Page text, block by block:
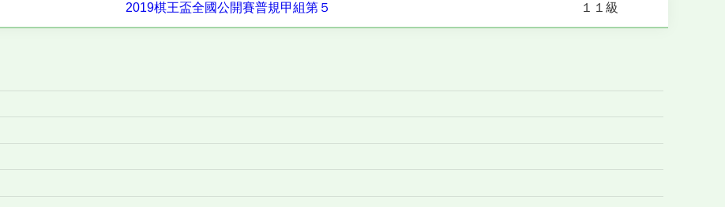
2019棋王盃全國公開賽普規甲組第５ １１級